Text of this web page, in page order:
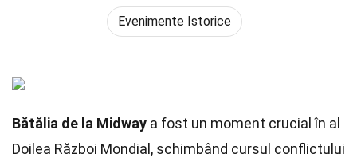
Evenimente Istorice
Bătălia de la Midway a fost un moment crucial în al
Doilea Război Mondial, schimbând cursul conflictului